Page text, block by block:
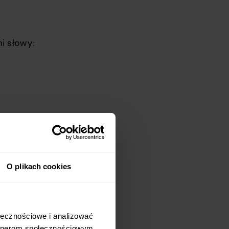
O plikach cookies
i analizować
słowy:
w